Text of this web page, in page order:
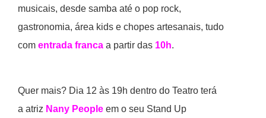
musicais, desde samba até o pop rock,
gastronomia, área kids e chopes artesanais, tudo
com entrada francaa partir das 10h.
Quer mais? Dia 12 às 19h dentro do Teatro terá
a atriz Nany Peopleem o seu Stand Up